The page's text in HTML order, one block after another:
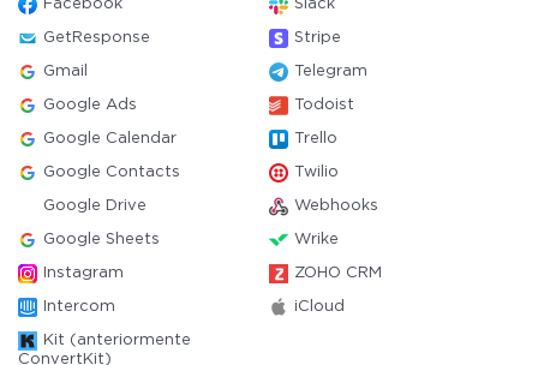
Facebook Slack
GetResponse Stripe
Gmail Telegram
Google Ads Todoist
Google Calendar Trello
Google Contacts Twilio
Google Drive Webhooks
Google Sheets Wrike
Instagram ZOHO CRM
Intercom iCloud
Kit (anteriormente
ConvertKit)